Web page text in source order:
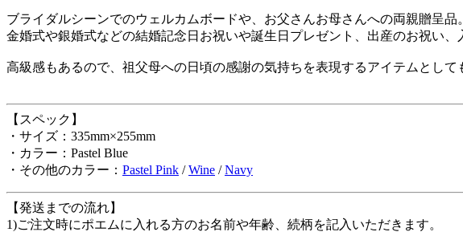
ブライダルシーンでのウェルカムボードや、お父さんお母さんへの両親贈呈品。
金婚式や銀婚式などの結婚記念日お祝いや誕生日プレゼント、出産のお祝い
高級感もあるので、祖父母への日頃の感謝の気持ちを表現するアイテムとして
【スペック】
・サイズ：335mm×255mm
・カラー：Pastel Blue
・その他のカラー： Pastel Pink /Wine /Navy
【発送までの流れ】
1)ご注文時にポエムに入れる方のお名前や年齢、続柄を記入いただきます。